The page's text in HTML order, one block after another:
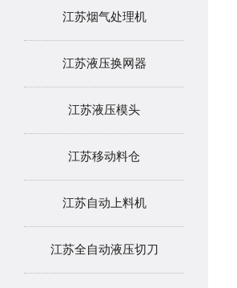
江苏烟气处理机
江苏液压换网器
江苏液压模头
江苏移动料仓
江苏自动上料机
江苏全自动液压切刀